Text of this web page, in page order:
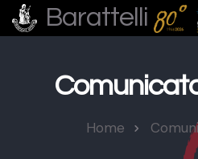
Barattelli
Home